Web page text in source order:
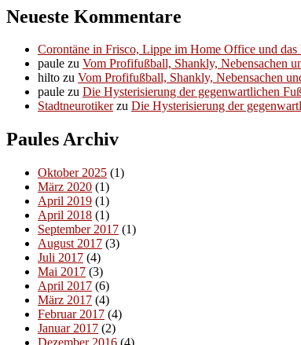
Neueste Kommentare
Corontäne in Frisco, Lippe im Home Office und
paule zu Vom Profifußball, Shankly, Nebensachen
hilto zu Vom Profifußball, Shankly, Nebensachen
paule zu Die Hysterisierung der gegenwartlichen
Stadtneurotikerzu Die Hysterisierung der
Paules Archiv
Oktober 2025 (1)
März 2020 (1)
April 2019 (1)
April 2018 (1)
September 2017 (1)
August 2017 (3)
Juli 2017 (4)
Mai 2017 (3)
April 2017 (6)
März 2017 (4)
Februar 2017 (4)
Januar 2017 (2)